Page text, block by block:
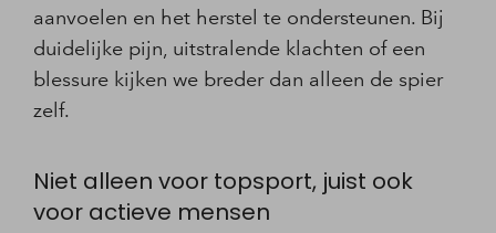
aanvoelen en het herstel te ondersteunen. Bij
duidelijke pijn, uitstralende klachten of een
blessure kijken we breder dan alleen de spier
zelf.
Niet alleen voor topsport, juist ook
voor actieve mensen